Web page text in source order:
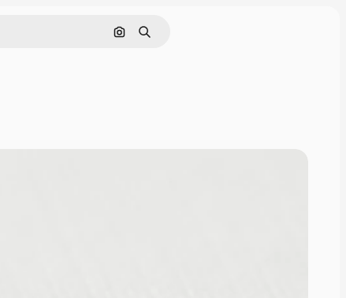
Nach Bild suchen
Suchen